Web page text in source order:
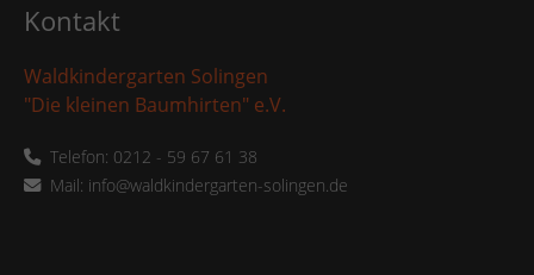
Kontakt
Waldkindergarten Solingen
"Die kleinen Baumhirten" e.V.
Telefon: 0212 - 59 67 61 38
Mail: info@waldkindergarten-solingen.de